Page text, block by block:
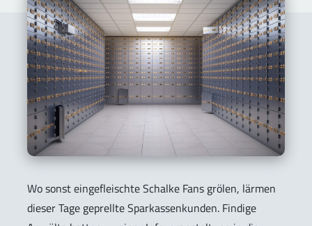
Wo sonst eingefleischte Schalke Fans grölen, lärmen
dieser Tage geprellte Sparkassenkunden. Findige